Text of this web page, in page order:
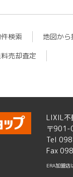
検索 地図から
売却査定
LIXIL不
〒901-
Tel
Fax
ERA加盟店